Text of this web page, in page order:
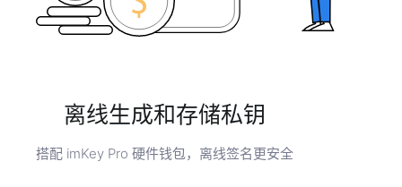
离线生成和存储私钥
搭配 imKey Pro 硬件钱包，离线签名更安全